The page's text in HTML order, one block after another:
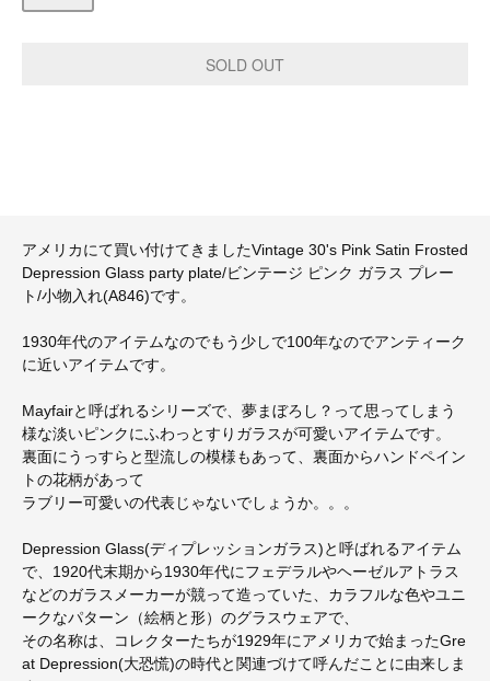
アメリカにて買い付けてきましたVintage 30's Pink Satin Frosted
Depression Glass party plate/ビンテージ ピンク ガラス プレー
ト/小物入れ(A846)です。
1930年代のアイテムなのでもう少しで100年なのでアンティーク
に近いアイテムです。
Mayfairと呼ばれるシリーズで、夢まぼろし？って思ってしまう
様な淡いピンクにふわっとすりガラスが可愛いアイテムです。
裏面にうっすらと型流しの模様もあって、裏面からハンドペイン
トの花柄があって
ラブリー可愛いの代表じゃないでしょうか。。。
Depression Glass(ディプレッションガラス)と呼ばれるアイテム
で、1920代末期から1930年代にフェデラルやヘーゼルアトラス
などのガラスメーカーが競って造っていた、カラフルな色やユニ
ークなパターン（絵柄と形）のグラスウェアで、
その名称は、コレクターたちが1929年にアメリカで始まったGre
at Depression(大恐慌)の時代と関連づけて呼んだことに由来しま